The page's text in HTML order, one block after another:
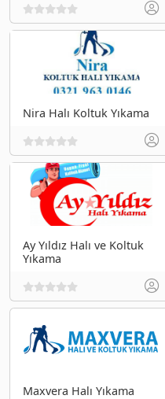
Nira Halı Koltuk Yıkama
Ay Yıldız Halı ve Koltuk
Yıkama
Maxvera Halı Yıkama